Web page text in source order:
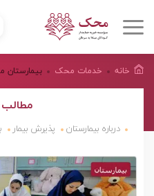
خانه خدمات محک
درباره بیمارستان پذیرش بیمار